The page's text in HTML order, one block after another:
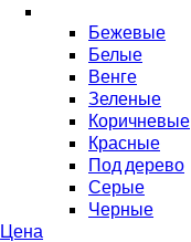
Бежевые
Белые
Венге
Зеленые
Коричневые
Красные
Под дерево
Серые
Черные
Цена